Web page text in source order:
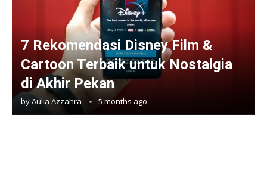
7 Rekomendasi Disney Film &
Cartoon Terbaik untuk Nostalgia
di Akhir Pekan
byAulia Azzahra 5 months ago